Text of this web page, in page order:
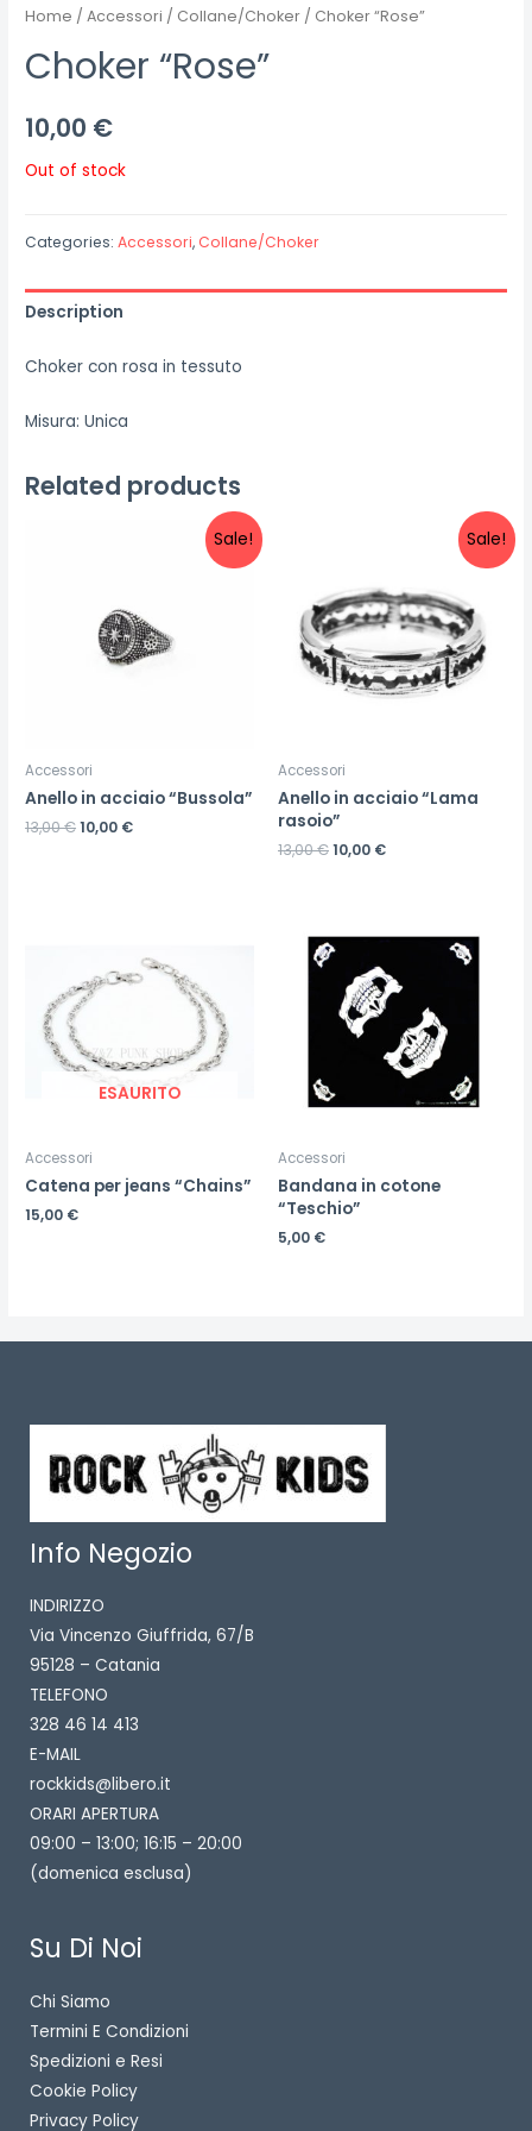
Home /Accessori / Collane/Choker / Choker “Rose”
Choker “Rose”
10,00 €
Out of stock
Categories:Accessori, Collane/Choker
Description
Choker con rosa in tessuto
Misura: Unica
Related products
Sale!
Accessori
Anello in acciaio “Bussola”
13,00€10,00 €
Sale!
Accessori
Anello in acciaio “Lama
rasoio”
13,00€10,00 €
ESAURITO
Accessori
Catena per jeans “Chains”
15,00 €
Accessori
Bandana in cotone
“Teschio”
5,00 €
Info Negozio
INDIRIZZO
Via Vincenzo Giuffrida, 67/B
95128 – Catania
TELEFONO
328 46 14 413
E-MAIL
rockkids@libero.it
ORARI APERTURA
09:00 – 13:00; 16:15 – 20:00
(domenica esclusa)
Su Di Noi
Chi Siamo
Termini E Condizioni
Spedizioni e Resi
Cookie Policy
Privacy Policy